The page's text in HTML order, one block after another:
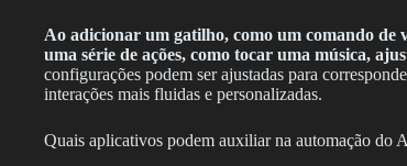
Ao adicionar um gatilho, como um comando de
uma série de ações, como tocar uma música,
configurações podem ser ajustadas para
interações mais fluidas e personalizadas.
Quais aplicativos podem auxiliar na automação do